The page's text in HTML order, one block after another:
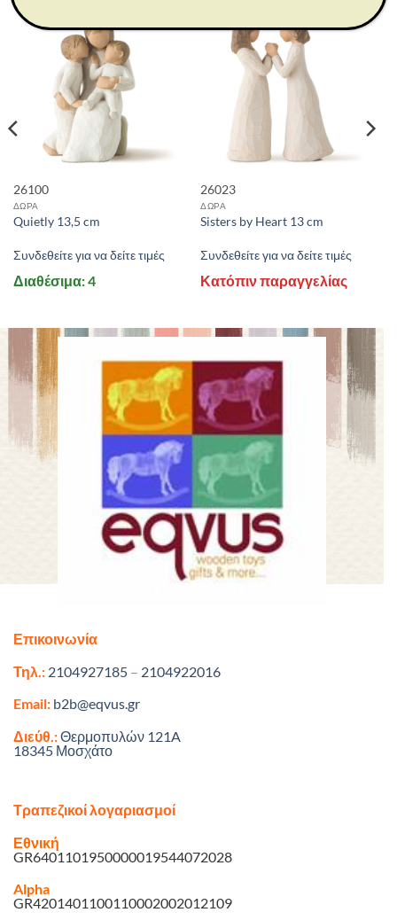
26100
ΔΩΡΑ
Quietly 13,5 cm
Συνδεθείτε για να δείτε τιμές
Διαθέσιμα: 4
26023
ΔΩΡΑ
Sisters by Heart 13 cm
Συνδεθείτε για να δείτε τιμές
Κατόπιν παραγγελίας
Επικοινωνία
Τηλ.: 2104927185 – 2104922016
Email: b2b@eqvus.gr
Διεύθ.:Θερμοπυλών 121A
18345 Μοσχάτο
Τραπεζικοί λογαριασμοί
Εθνική
GR6401101950000019544072028
Alpha
GR4201401100110002002012109